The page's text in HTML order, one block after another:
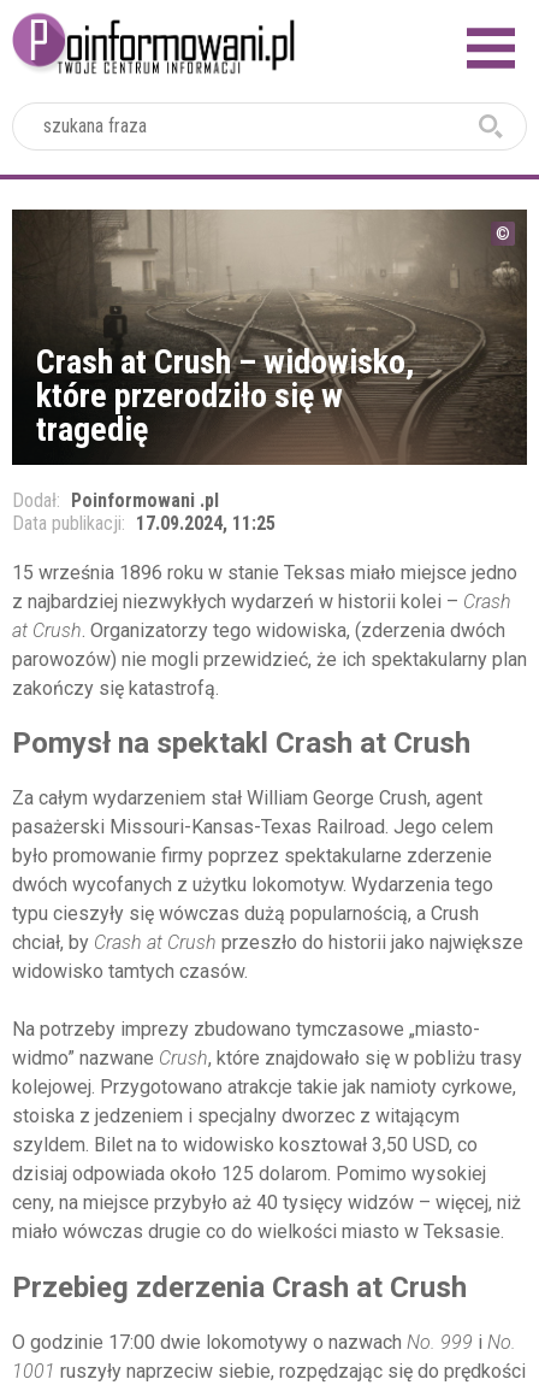
Crash at Crush – widowisko,
które przerodziło się w
tragedię
Dodał: Poinformowani .pl
Data publikacji: 17.09.2024, 11:25
15 września 1896 roku w stanie Teksas miało miejsce jedno
z najbardziej niezwykłych wydarzeń w historii kolei – Crash
at Crush . Organizatorzy tego widowiska, (zderzenia dwóch
parowozów) nie mogli przewidzieć, że ich spektakularny plan
zakończy się katastrofą.
Pomysł na spektakl Crash at Crush
Za całym wydarzeniem stał William George Crush, agent
pasażerski Missouri-Kansas-Texas Railroad. Jego celem
było promowanie firmy poprzez spektakularne zderzenie
dwóch wycofanych z użytku lokomotyw. Wydarzenia tego
typu cieszyły się wówczas dużą popularnością, a Crush
chciał, by Crash at Crush przeszło do historii jako największe
widowisko tamtych czasów.
Na potrzeby imprezy zbudowano tymczasowe „miasto-
widmo” nazwane Crush, które znajdowało się w pobliżu trasy
kolejowej. Przygotowano atrakcje takie jak namioty cyrkowe,
stoiska z jedzeniem i specjalny dworzec z witającym
szyldem. Bilet na to widowisko kosztował 3,50 USD, co
dzisiaj odpowiada około 125 dolarom. Pomimo wysokiej
ceny, na miejsce przybyło aż 40 tysięcy widzów – więcej, niż
miało wówczas drugie co do wielkości miasto w Teksasie.
Przebieg zderzenia Crash at Crush
O godzinie 17:00 dwie lokomotywy o nazwach No. 999 i No.
1001 ruszyły naprzeciw siebie, rozpędzając się do prędkości